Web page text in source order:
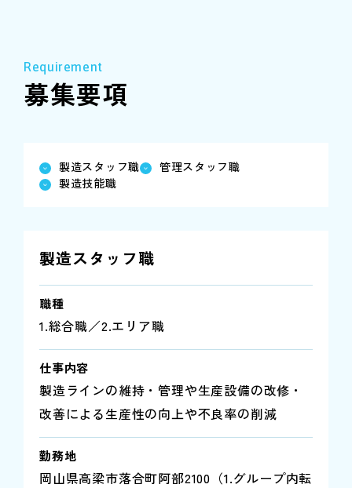
Requirement
募集要項
製造スタッフ職
管理スタッフ職
製造技能職
製造スタッフ職
職種
1.総合職／2.エリア職
仕事内容
製造ラインの維持・管理や生産設備の改修・
改善による生産性の向上や不良率の削減
勤務地
岡山県高梁市落合町阿部2100（1.グループ内転